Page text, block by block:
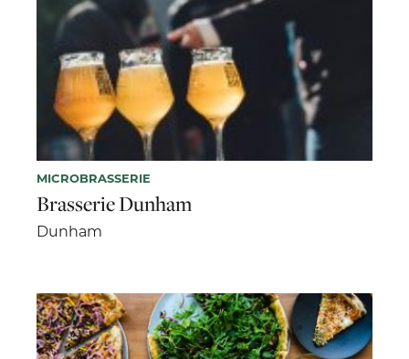
MICROBRASSERIE
Brasserie Dunham
Dunham